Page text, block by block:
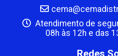
Atendimento de
08h às 12h e das
Redes